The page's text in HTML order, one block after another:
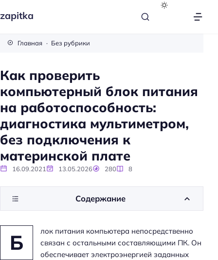
zapitka
Главная Без рубрики
Как проверить
компьютерный блок питания
на работоспособность:
диагностика мультиметром,
без подключения к
материнской плате
16.09.2021 13.05.2026 280 8
Б
лок питания компьютера непосредственно
связан с остальными составляющими ПК. Он
обеспечивает электроэнергией заданных
Содержание